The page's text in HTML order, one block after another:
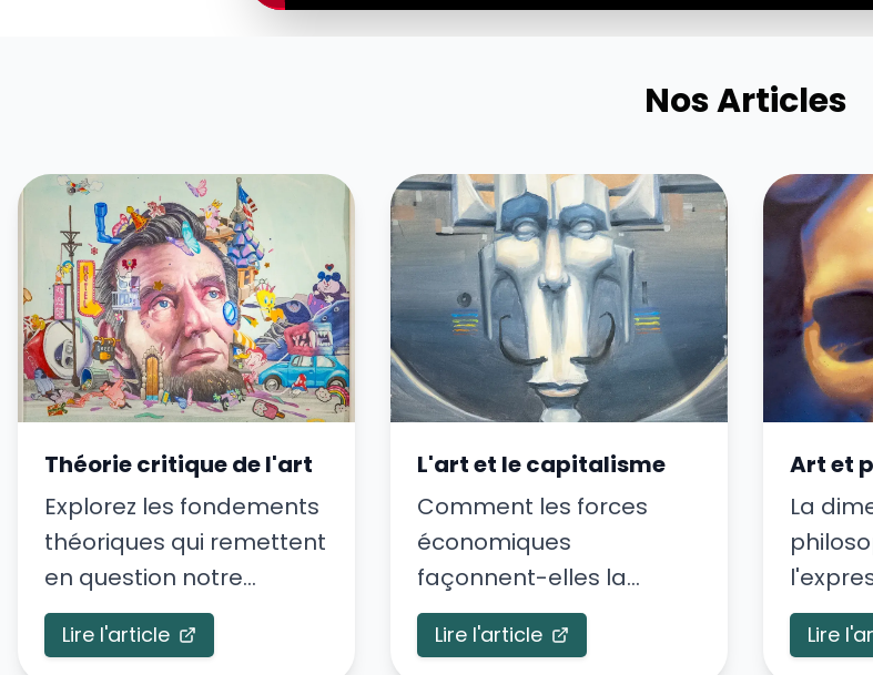
Nos Articles
Théorie critique de l'art
Explorez les fondements
théoriques qui remettent
en question notre
perception de l'art.
Lire l'article
L'art et le capitalisme
Comment les forces
économiques
façonnent-elles la
création et la diffusion
artistique?
Lire l'article
Art et
La
travers
Lire